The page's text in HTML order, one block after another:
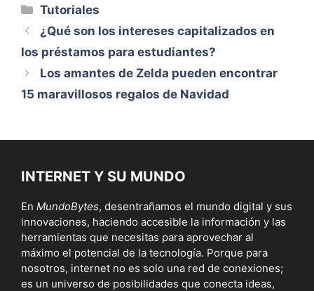
Categorías
Tutoriales
¿Qué son los intereses capitalizados en
los préstamos para estudiantes?
Los amantes de Zelda pueden encontrar
15 maravillosos regalos de Navidad
INTERNET Y SU MUNDO
En MundoBytes, desentrañamos el mundo digital y sus
innovaciones, haciendo accesible la información y las
herramientas que necesitas para aprovechar al
máximo el potencial de la tecnología. Porque para
nosotros, internet no es solo una red de conexiones;
es un universo de posibilidades que conecta ideas,